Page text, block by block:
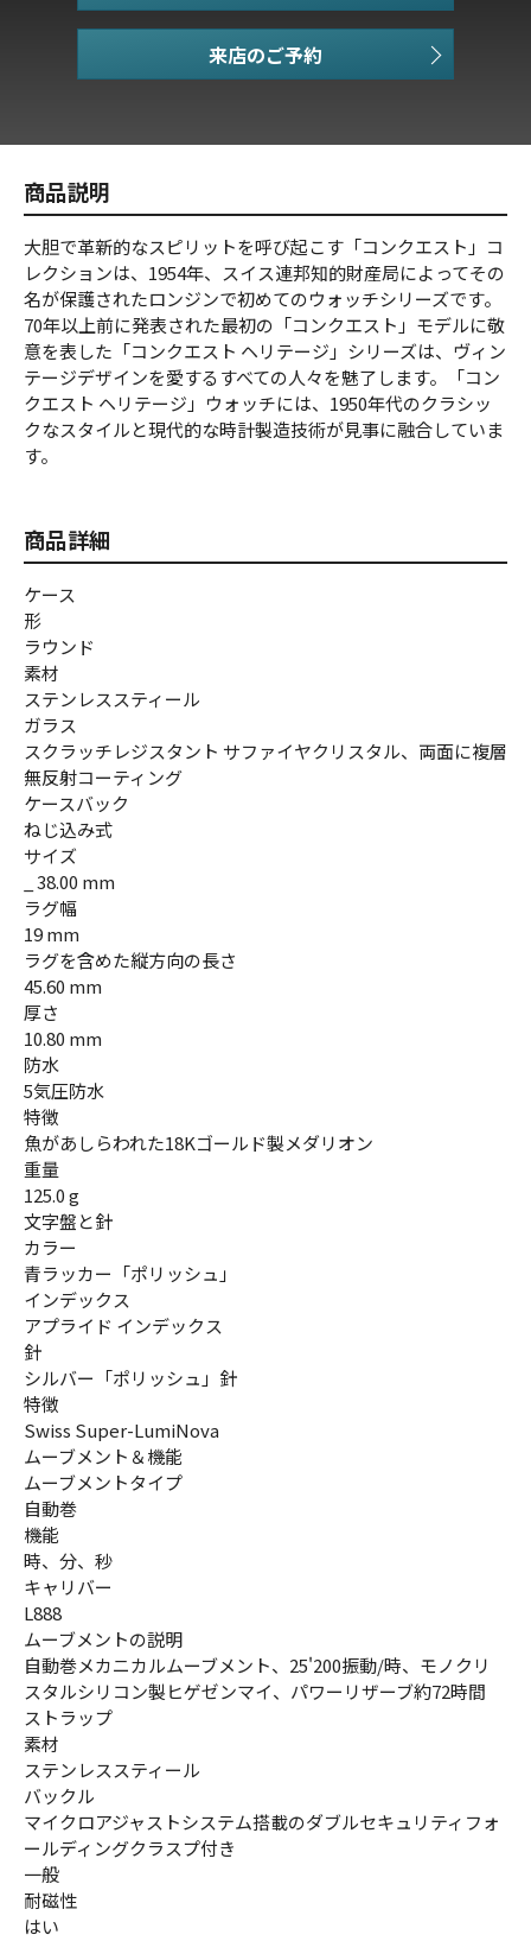
商品説明
大胆で革新的なスピリットを呼び起こす「コンクエスト」コ
レクションは、1954年、スイス連邦知的財産局によってその
名が保護されたロンジンで初めてのウォッチシリーズです。
70年以上前に発表された最初の「コンクエスト」モデルに敬
意を表した「コンクエスト ヘリテージ」シリーズは、ヴィン
テージデザインを愛するすべての人々を魅了します。「コン
クエスト ヘリテージ」ウォッチには、1950年代のクラシッ
クなスタイルと現代的な時計製造技術が見事に融合していま
す。
商品詳細
ケース
形
ラウンド
素材
ステンレススティール
ガラス
スクラッチレジスタント サファイヤクリスタル、両面に複層
無反射コーティング
ケースバック
ねじ込み式
サイズ
_ 38.00 mm
ラグ幅
19 mm
ラグを含めた縦方向の長さ
45.60 mm
厚さ
10.80 mm
防水
5気圧防水
特徴
魚があしらわれた18Kゴールド製メダリオン
重量
125.0 g
文字盤と針
カラー
青ラッカー「ポリッシュ」
インデックス
アプライド インデックス
針
シルバー「ポリッシュ」針
特徴
Swiss Super-LumiNova
ムーブメント＆機能
ムーブメントタイプ
自動巻
機能
時、分、秒
キャリバー
L888
ムーブメントの説明
自動巻メカニカルムーブメント、25'200振動/時、モノクリ
スタルシリコン製ヒゲゼンマイ、パワーリザーブ約72時間
ストラップ
素材
ステンレススティール
バックル
マイクロアジャストシステム搭載のダブルセキュリティフォ
ールディングクラスプ付き
一般
耐磁性
はい